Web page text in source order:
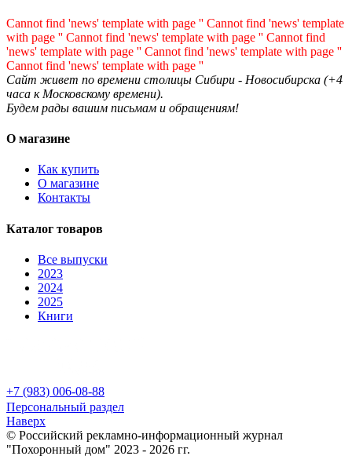
Cannot find 'news' template with page '' Cannot find 'news' template
with page '' Cannot find 'news' template with page '' Cannot find
'news' template with page '' Cannot find 'news' template with page ''
Cannot find 'news' template with page ''
Cайт живет по времени столицы Сибири - Новосибирска (+4
часа к Московскому времени).
Будем рады вашим письмам и обращениям!
О магазине
Как купить
О магазине
Контакты
Каталог товаров
Все выпуски
2023
2024
2025
Книги
+7 (983) 006-08-88
Персональный раздел
Наверх
© Российский рекламно-информационный журнал
"Похоронный дом" 2023 - 2026 гг.